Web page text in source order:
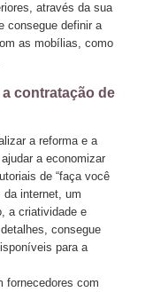
através da sua
consegue definir a
as mobílias, como
contratação de
a reforma e a
a economizar
de “faça você
da internet, um
a criatividade e
consegue
para a
fornecedores com